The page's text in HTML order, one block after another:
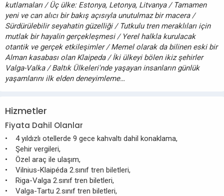
kutlamaları / Üç ülke: Estonya, Letonya, Litvanya / Tamamen
yeni ve can alıcı bir bakış açısıyla unutulmaz bir macera /
Sürdürülebilir seyahatin güzelliği / Tutkulu tren meraklıları için
mutlak bir hayalin gerçekleşmesi / Yerel halkla kurulacak
otantik ve gerçek etkileşimler / Memel olarak da bilinen eski bir
Alman kasabası olan Klaipeda / İki ülkeyi bölen ikiz şehirler
Valga-Valka / Baltık Ülkeleri'nde yaşayan insanların günlük
yaşamlarını ilk elden deneyimleme…
Hizmetler
Fiyata Dahil Olanlar
• 4 yıldızlı otellerde 9 gece kahvaltı dahil konaklama,
• Şehir vergileri,
• Özel araç ile ulaşım,
• Vilnius-Klaipéda 2.sınıf tren biletleri,
• Riga-Valga 2.sınıf tren biletleri,
• Valga-Tartu 2.sınıf tren biletleri,